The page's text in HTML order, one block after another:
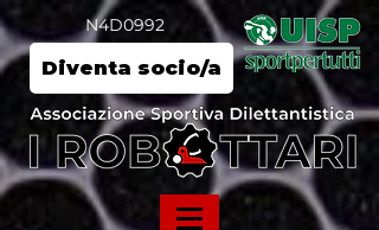
N4D0992
Diventa socio/a